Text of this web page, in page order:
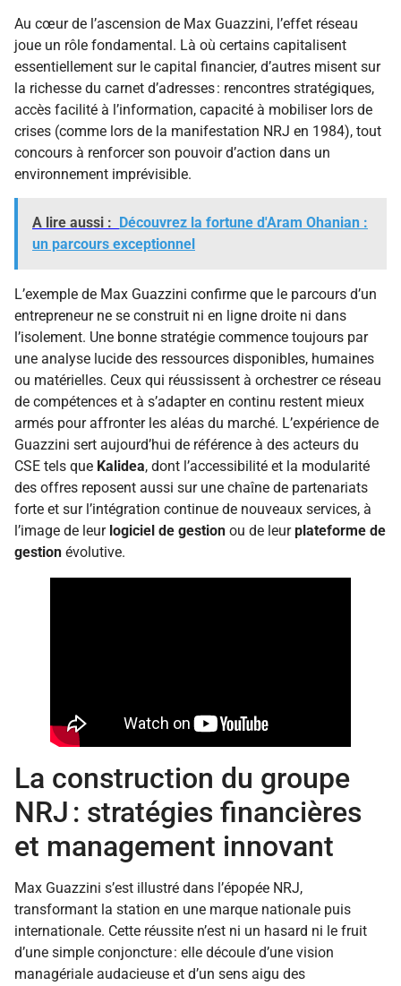
Au cœur de l’ascension de Max Guazzini, l’effet réseau
joue un rôle fondamental. Là où certains capitalisent
essentiellement sur le capital financier, d’autres misent sur
la richesse du carnet d’adresses : rencontres stratégiques,
accès facilité à l’information, capacité à mobiliser lors de
crises (comme lors de la manifestation NRJ en 1984), tout
concours à renforcer son pouvoir d’action dans un
environnement imprévisible.
A lire aussi : Découvrez la fortune d'Aram Ohanian :
un parcours exceptionnel
L’exemple de Max Guazzini confirme que le parcours d’un
entrepreneur ne se construit ni en ligne droite ni dans
l’isolement. Une bonne stratégie commence toujours par
une analyse lucide des ressources disponibles, humaines
ou matérielles. Ceux qui réussissent à orchestrer ce réseau
de compétences et à s’adapter en continu restent mieux
armés pour affronter les aléas du marché. L’expérience de
Guazzini sert aujourd’hui de référence à des acteurs du
CSE tels que Kalidea, dont l’accessibilité et la modularité
des offres reposent aussi sur une chaîne de partenariats
forte et sur l’intégration continue de nouveaux services, à
l’image de leur logiciel de gestion ou de leurplateforme de
gestion évolutive.
La construction du groupe
NRJ : stratégies financières
et management innovant
Max Guazzini s’est illustré dans l’épopée NRJ,
transformant la station en une marque nationale puis
internationale. Cette réussite n’est ni un hasard ni le fruit
d’une simple conjoncture : elle découle d’une vision
managériale audacieuse et d’un sens aigu des